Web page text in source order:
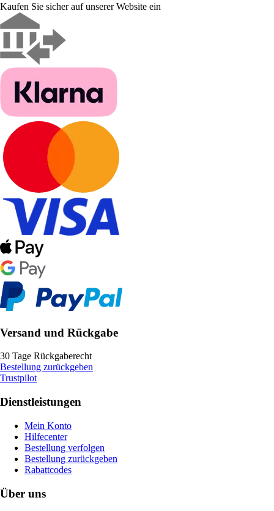
Kaufen Sie sicher auf unserer Website ein
Versand und Rückgabe
30 Tage Rückgaberecht
Bestellung zurückgeben
Trustpilot
Dienstleistungen
Mein Konto
Hilfecenter
Bestellung verfolgen
Bestellung zurückgeben
Rabattcodes
Über uns